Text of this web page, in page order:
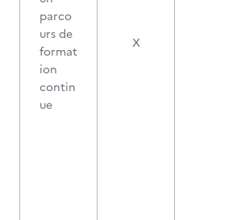
parco
urs de
format
ion
contin
ue
X